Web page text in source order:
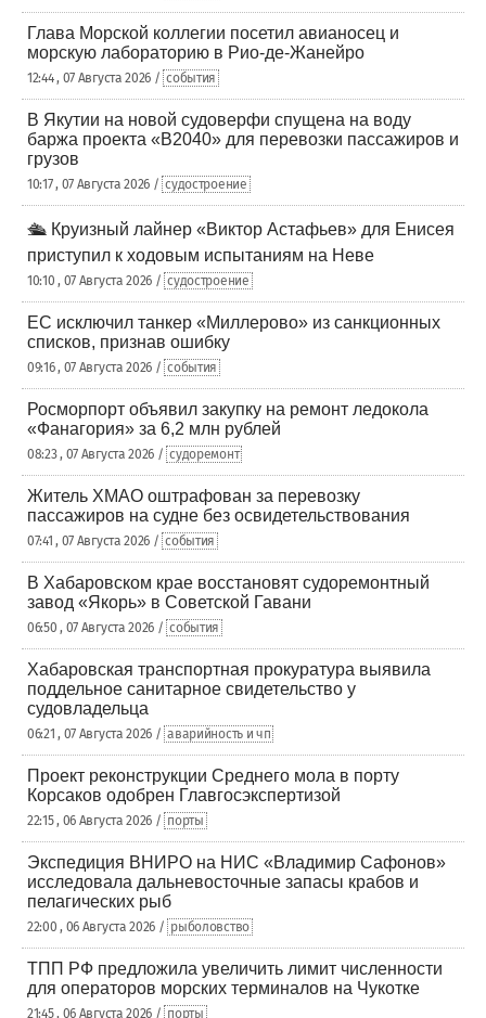
Глава Морской коллегии посетил авианосец и
морскую лабораторию в Рио-де-Жанейро
12:44 , 07 Августа 2026 / события
В Якутии на новой судоверфи спущена на воду
баржа проекта «В2040» для перевозки пассажиров и
грузов
10:17 , 07 Августа 2026 / судостроение
🛳️ Круизный лайнер «Виктор Астафьев» для Енисея
приступил к ходовым испытаниям на Неве
10:10 , 07 Августа 2026 / судостроение
ЕС исключил танкер «Миллерово» из санкционных
списков, признав ошибку
09:16 , 07 Августа 2026 / события
Росморпорт объявил закупку на ремонт ледокола
«Фанагория» за 6,2 млн рублей
08:23 , 07 Августа 2026 / судоремонт
Житель ХМАО оштрафован за перевозку
пассажиров на судне без освидетельствования
07:41 , 07 Августа 2026 / события
В Хабаровском крае восстановят судоремонтный
завод «Якорь» в Советской Гавани
06:50 , 07 Августа 2026 / события
Хабаровская транспортная прокуратура выявила
поддельное санитарное свидетельство у
судовладельца
06:21 , 07 Августа 2026 / аварийность и чп
Проект реконструкции Среднего мола в порту
Корсаков одобрен Главгосэкспертизой
22:15 , 06 Августа 2026 / порты
Экспедиция ВНИРО на НИС «Владимир Сафонов»
исследовала дальневосточные запасы крабов и
пелагических рыб
22:00 , 06 Августа 2026 / рыболовство
ТПП РФ предложила увеличить лимит численности
для операторов морских терминалов на Чукотке
21:45 , 06 Августа 2026 / порты